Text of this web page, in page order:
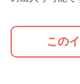
この